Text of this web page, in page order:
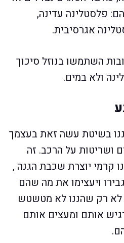
פלסטלינה עדינה,
אגרסיבית.
השתמשו בנוזל סיכוך
ולא במים.
ננו בשיטת עשה זאת בעצמך
ושריטות על הרכב. זה
קרמי יוצרת שכבת הגנה ,
ויעצימו את מה שהם
לא רק שהננו לא מטשטש
אותם ומעצים אותם